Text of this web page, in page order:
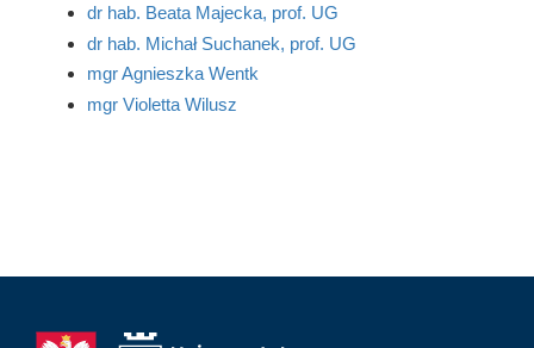
dr hab. Beata Majecka, prof. UG
dr hab. Michał Suchanek, prof. UG
mgr Agnieszka Wentk
mgr Violetta Wilusz